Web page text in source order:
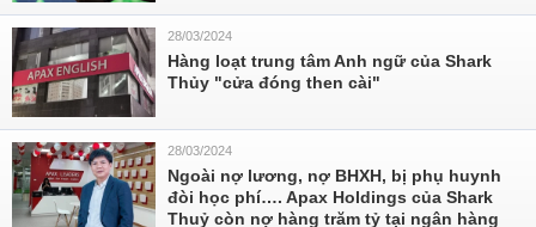
28/03/2024
Hàng loạt trung tâm Anh ngữ của Shark
Thủy "cửa đóng then cài"
28/03/2024
Ngoài nợ lương, nợ BHXH, bị phụ huynh
đòi học phí…. Apax Holdings của Shark
Thuỷ còn nợ hàng trăm tỷ tại ngân hàng